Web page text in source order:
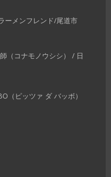
ーメンフレンド/尾道市
（コナモノウシシ） / 日
（ピッツァ ダ バッボ）